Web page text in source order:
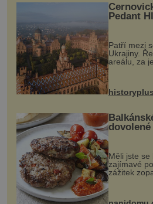
Pedant
Patří mezi
Ukrajiny.
areálu, za
český
na něm dal
dovolené
Měli jste se
zajímavé
zážitek
snazšího.
Možná jste